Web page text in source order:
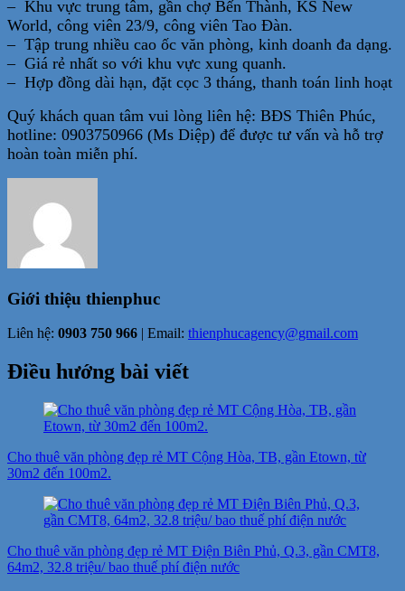
– Khu vực trung tâm, gần chợ Bến Thành, KS New
World, công viên 23/9, công viên Tao Đàn.
– Tập trung nhiều cao ốc văn phòng, kinh doanh đa dạng.
– Giá rẻ nhất so với khu vực xung quanh.
– Hợp đồng dài hạn, đặt cọc 3 tháng, thanh toán linh hoạt
Quý khách quan tâm vui lòng liên hệ: BĐS Thiên Phúc,
hotline: 0903750966 (Ms Diệp) để được tư vấn và hỗ trợ
hoàn toàn miễn phí.
Giới thiệu thienphuc
Liên hệ: 0903 750 966 | Email: thienphucagency@gmail.com
Điều hướng bài viết
Cho thuê văn phòng đẹp rẻ MT Cộng Hòa, TB, gần Etown, từ
30m2 đến 100m2.
Cho thuê văn phòng đẹp rẻ MT Điện Biên Phủ, Q.3, gần CMT8,
64m2, 32.8 triệu/ bao thuế phí điện nước